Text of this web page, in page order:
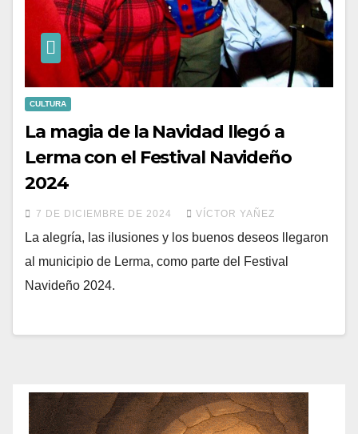
CULTURA
La magia de la Navidad llegó a
Lerma con el Festival Navideño
2024
7 DE DICIEMBRE DE 2024 VÍCTOR YAÑEZ
La alegría, las ilusiones y los buenos deseos llegaron
al municipio de Lerma, como parte del Festival
Navideño 2024.